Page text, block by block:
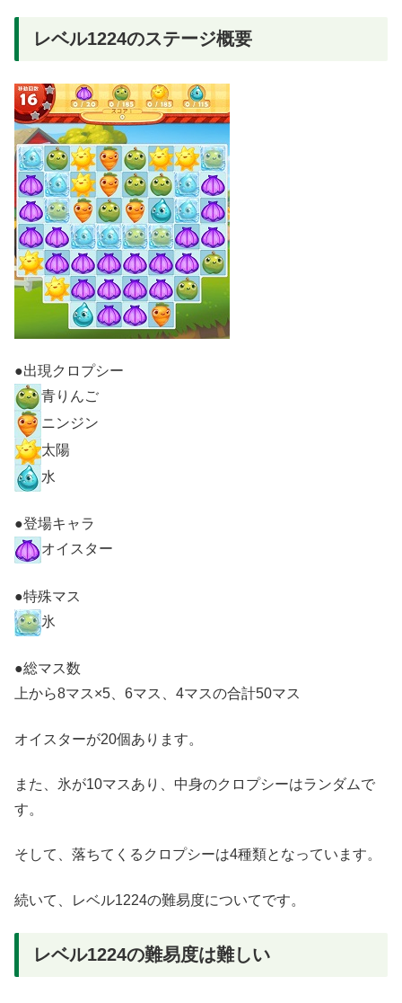
レベル1224のステージ概要
●出現クロプシー
青りんご
ニンジン
太陽
水
●登場キャラ
オイスター
●特殊マス
氷
●総マス数
上から8マス×5、6マス、4マスの合計50マス
オイスターが20個あります。
また、氷が10マスあり、中身のクロプシーはランダムで
す。
そして、落ちてくるクロプシーは4種類となっています。
続いて、レベル1224の難易度についてです。
レベル1224の難易度は難しい